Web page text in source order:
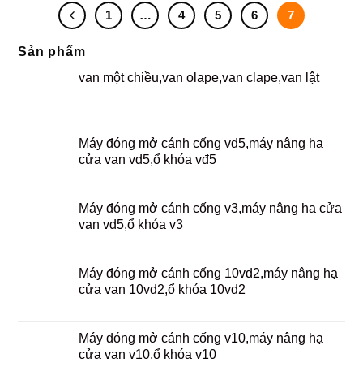
1 … 4 5 6 7
Sản phẩm
van một chiều,van olape,van clape,van lật
Máy đóng mở cánh cống vd5,máy nâng hạ
cửa van vd5,ổ khóa vđ5
Máy đóng mở cánh cống v3,máy nâng hạ cửa
van vd5,ổ khóa v3
Máy đóng mở cánh cống 10vd2,máy nâng hạ
cửa van 10vd2,ổ khóa 10vd2
Máy đóng mở cánh cống v10,máy nâng hạ
cửa van v10,ổ khóa v10